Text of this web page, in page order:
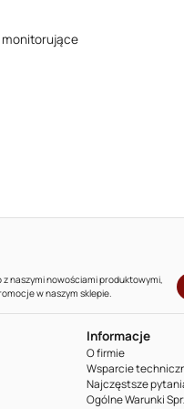
monitorujące
naszymi nowościami produktowymi,
w naszym sklepie.
Informacje
O firmie
Wsparcie
Najczęstsze
Ogólne Warunki